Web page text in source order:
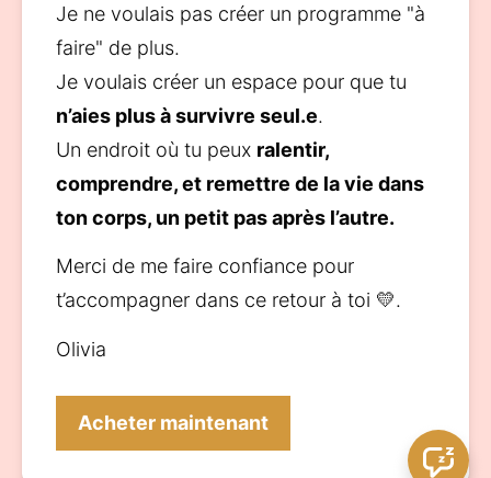
Je ne voulais pas créer un programme "à
faire" de plus.
n’aies plus à survivre seul.e.
Un endroit où tu peux ralentir,
comprendre, et remettre de la vie dans
ton corps, un petit pas après l’autre.
Merci de me faire confiance pour
t’accompagner dans ce retour à toi 💛.
Olivia
Acheter maintenant